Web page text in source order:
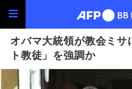
オバマ大統領が教会ミサ
ト教徒」を強調か